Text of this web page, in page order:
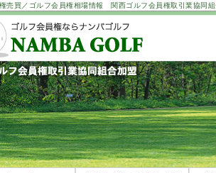
売買／ゴルフ会員権相場情報 関西ゴルフ会員権取引業協同